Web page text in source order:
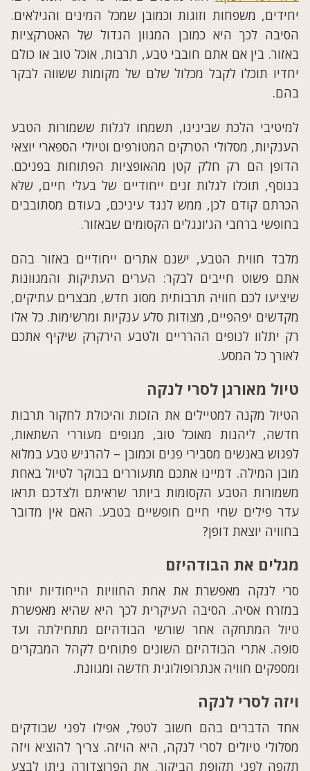
יחידים, משפחות וזוגות וכמובן שמכל המינים והגילאים.
הסיבה לכך היא כמובן המגוון הגדול של האטרקציות
באזור. בין אם אתם חובבי טבע, תרבות, אוכל טוב או כולם
יחדיו תוכלו לקבל מכלול שלם של מקומות ששווה לבקר
בהם.
למיטיבי הלכת שבינינו, תשמחו לגלות ששמורות הטבע
הענקיות, מסלולי הטרקים המטורפים וטיולי הספארי יוצאי
הדופן הם רק חלק קטן מהאופציות הפתוחות בפניכם.
בנוסף, תוכלו לגלות זנים ייחודיים של בעלי חיים, שלא
הכרתם קודם לכן, ממש לנגד עיניכם, בעודם מסתובבים
בחופשי ברחבי הג'ונגלים הקסומים שבאזור.
מלבד חווית הטבע, ישנם אתרים ייחודיים באזור בהם
אתם פשוט חייבים לבקר: הערים העתיקות והמגוונות
שיציעו לכם חוויה תרבותית מסוג חדש, מבצרים עתיקים,
מקדשים יפהפיים, מצודות סלע ענקיות ומרשימות. כל אלו
רק יתלוו לנופים ההרריים ולטבע הירקרק שיקיף אתכם
לאורך כל המסע.
טיול מאורגן לסרי לנקה
הטיול מקנה למטיילים את הזכות והיכולת לחקור תרבות
חדשה, ליהנות מאוכל טוב, מנופים מעוררי השתאות,
לפגוש באנשים מסבירי פנים וכמובן – להרגיש טבע במלוא
מובן המילה. דמיינו אתכם מתעוררים בבוקר לטיול באחת
משמורות הטבע הקסומות ביותר שראיתם ולצדכם תראו
עדר פילים שחי חיים חופשיים בטבע. האם אין מדובר
בחוויה יוצאת דופן?
מגלים את הבודהיזם
סרי לנקה מאפשרת את אחת החוויות הייחודיות יותר
במזרח אסיה. הסיבה העיקרית לכך היא שהיא מאפשרת
טיול המתחקה אחר שורשי הבודהיזם מתחילתה ועד
סופה. אתרי הבודהיזם השונים פתוחים לקהל המבקרים
ומספקים חוויה אנתרופולוגית חדשה ומגוונת.
ויזה לסרי לנקה
אחד הדברים בהם חשוב לטפל, אפילו לפני שבודקים
מסלולי טיולים לסרי לנקה, היא הויזה. צריך להוציא ויזה
תקפה לפני תקופת הביקור. את הפרוצדורה ניתן לבצע